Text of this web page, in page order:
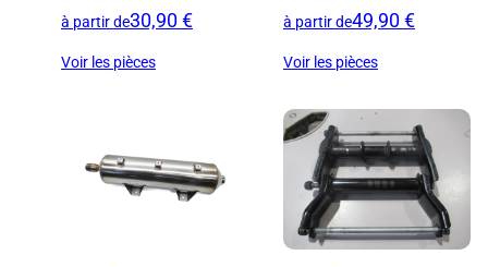
à partir de30,90 €
Voir les pièces
à partir de49,90 €
Voir les pièces